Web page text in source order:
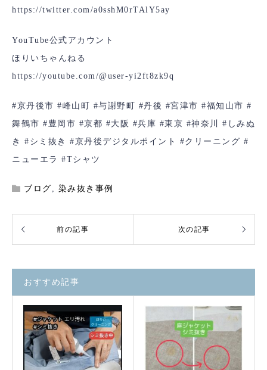
https://twitter.com/a0sshM0rTAlY5ay
YouTube公式アカウント
ほりいちゃんねる
https://youtube.com/@user-yi2ft8zk9q
#京丹後市 #峰山町 #与謝野町 #丹後 #宮津市 #福知山市 #
舞鶴市 #豊岡市 #京都 #大阪 #兵庫 #東京 #神奈川
#しみぬ
き
#シミ抜き #京丹後デジタルポイント #クリーニング #
ニューエラ #Tシャツ
ブログ , 染み抜き事例
おすすめ記事